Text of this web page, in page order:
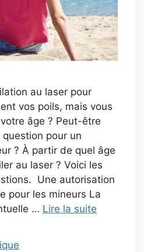
au laser pour
vos poils, mais vous
âge ? Peut-être
pour un
? À partir de quel âge
au laser ? Voici les
Une autorisation
pour les mineurs La
… Lire la suite